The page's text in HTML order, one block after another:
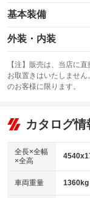
基本装備
エアバッグ：運転
：装備あり
：装備なし
サンルーフ
：装備なし
リフトアップ
：装備なし
：装備なし
パワーウィンドウ
アイドリングストッ
：装備なし
外装・内装
カーナビ：メモリ
：装備あり
TV：フルセグ
：装備あり
ビジュアル
：装備なし
：装備あり
革シート
キーレス
【注】販売は、当店に
お取置きはいたしませ
のお客様に限ります。
カタログ
全長×全幅
×全高
車両重量 1360kg